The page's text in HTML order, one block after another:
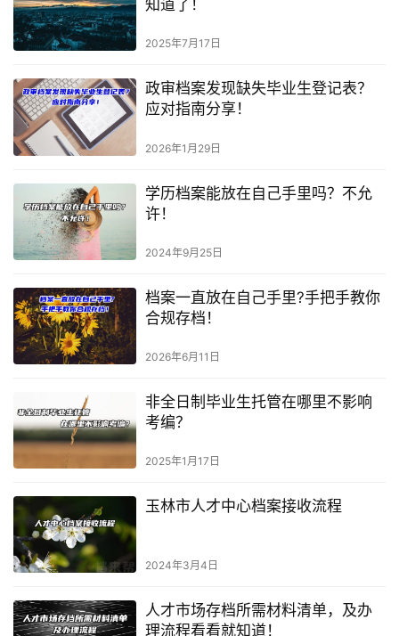
知道了！
2025年7月17日
政审档案发现缺失毕业生登记表？
应对指南分享！
2026年1月29日
学历档案能放在自己手里吗？不允
许！
2024年9月25日
档案一直放在自己手里?手把手教你
合规存档！
2026年6月11日
非全日制毕业生托管在哪里不影响
考编？
2025年1月17日
玉林市人才中心档案接收流程
2024年3月4日
人才市场存档所需材料清单，及办
理流程看看就知道！